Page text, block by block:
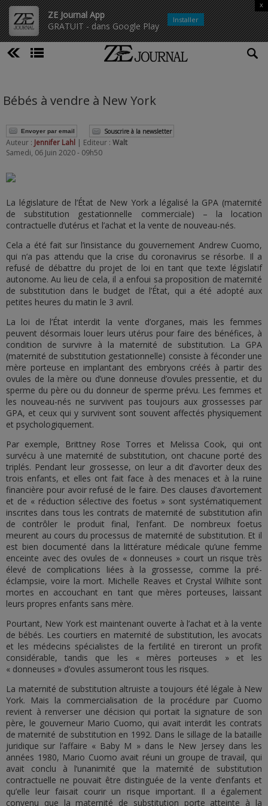
ZE Journal App
GRATUIT - dans Google Play
x
Installer
Bébés à vendre à New York
Envoyer par email Souscrire à la newsletter
Auteur : Jennifer Lahl | Editeur : Walt
Samedi, 06 Juin 2020 - 09h50
La législature de l’État de New York a légalisé la GPA (maternité
de substitution gestationnelle commerciale) – la location
contractuelle d’utérus et l’achat et la vente de nouveau-nés.
Cela a été fait sur l’insistance du gouvernement Andrew Cuomo,
qui n’a pas attendu que la crise du coronavirus se résorbe. Il a
refusé de débattre du projet de loi en tant que texte législatif
autonome. Au lieu de cela, il a enfoui sa proposition de maternité
de substitution dans le budget de l’État, qui a été adopté aux
petites heures du matin le 3 avril.
La loi de l’État interdit la vente d’organes, mais les femmes
peuvent désormais louer leurs utérus pour faire des bénéfices, à
condition de survivre à la maternité de substitution. La GPA
(maternité de substitution gestationnelle) consiste à féconder une
mère porteuse en implantant des embryons créés à partir des
ovules de la mère ou d’une donneuse d’ovules pressentie, et du
sperme du père ou du donneur de sperme prévu. Les femmes et
les nouveau-nés ne survivent pas toujours aux grossesses par
GPA, et ceux qui y survivent sont souvent affectés physiquement
et psychologiquement.
Par exemple, Brittney Rose Torres et Melissa Cook, qui ont
survécu à une maternité de substitution, ont chacune porté des
triplés. Pendant leur grossesse, on leur a dit d’avorter deux des
trois enfants, et elles ont fait face à des menaces et à la ruine
financière pour avoir refusé de le faire. Des clauses d’avortement
et de « réduction sélective des foetus » sont systématiquement
inscrites dans tous les contrats de maternité de substitution afin
de contrôler le produit final, l’enfant. De nombreux foetus
meurent au cours du processus de maternité de substitution. Et il
est bien documenté dans la littérature médicale qu’une femme
enceinte avec des ovules de « donneuses » court un risque très
élevé de complications liées à la grossesse, comme la pré-
éclampsie, voire la mort. Michelle Reaves et Crystal Wilhite sont
mortes en accouchant en tant que mères porteuses, laissant
leurs propres enfants sans mère.
Pourtant, New York est maintenant ouverte à l’achat et à la vente
de bébés. Les courtiers en maternité de substitution, les avocats
et les médecins spécialistes de la fertilité en tireront un profit
considérable, tandis que les « mères porteuses » et les
« donneuses » d’ovules assumeront tous les risques.
La maternité de substitution altruiste a toujours été légale à New
York. Mais la commercialisation de la procédure par Cuomo
revient à renverser une décision qui portait la signature de son
père, le gouverneur Mario Cuomo, qui avait interdit les contrats
de maternité de substitution en 1992. Dans le sillage de la bataille
juridique sur l’affaire « Baby M » dans le New Jersey dans les
années 1980, Mario Cuomo avait réuni un groupe de travail, qui
avait conclu à l’unanimité que la maternité de substitution
contractuelle ne pouvait être distinguée de la vente d’enfants et
qu’elle leur faisait courir un risque important. Il a également
convenu que la maternité de substitution porte atteinte à la